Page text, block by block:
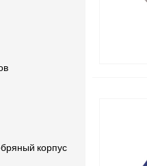
корпус